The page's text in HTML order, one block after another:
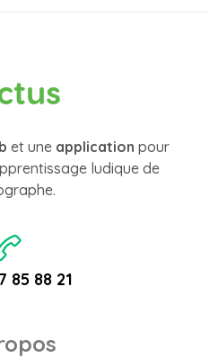
et une application pour
ludique de
85 88 21